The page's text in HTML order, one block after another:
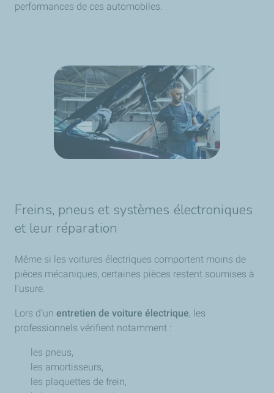
performances de ces automobiles.
Freins, pneus et systèmes électroniques
et leur réparation
Même si les voitures électriques comportent moins de
pièces mécaniques, certaines pièces restent soumises à
l’usure.
Lors d’un entretien de voiture électrique, les
professionnels vérifient notamment :
les pneus,
les amortisseurs,
les plaquettes de frein,